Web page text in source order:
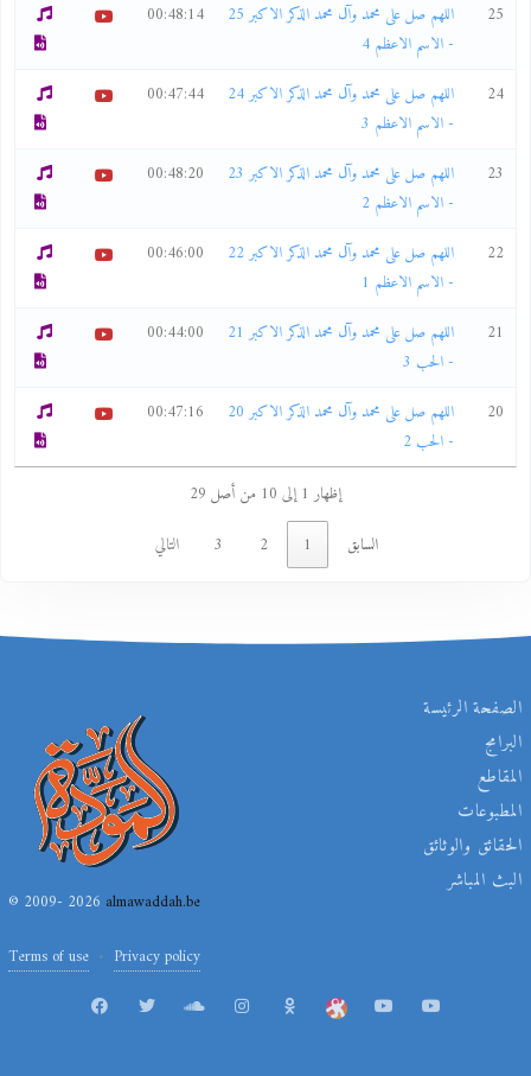
25
اللهم صل على محمد وآل محمد الذكر الاكبر 25
- الاسم الاعظم 4
00:48:14
24
اللهم صل على محمد وآل محمد الذكر الاكبر 24
- الاسم الاعظم 3
00:47:44
23
اللهم صل على محمد وآل محمد الذكر الاكبر 23
- الاسم الاعظم 2
00:48:20
22
اللهم صل على محمد وآل محمد الذكر الاكبر 22
- الاسم الاعظم 1
00:46:00
21
اللهم صل على محمد وآل محمد الذكر الاكبر 21
- الحب 3
00:44:00
20
اللهم صل على محمد وآل محمد الذكر الاكبر 20
- الحب 2
00:47:16
إظهار 1 إلى 10 من أصل 29
السابق
2 التالي
الصفحة الرئيسة
البرامج
المقاطع
المطبوعات
الحقائق والوثائق
البث المباشر
© 2009- 2026almawaddah.be
Terms of use Privacy policy